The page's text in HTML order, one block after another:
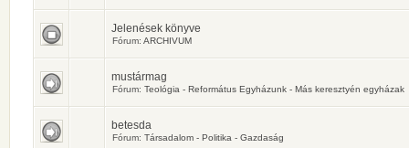
Jelenések könyve
Fórum: ARCHIVUM
mustármag
Fórum: Teológia - Református Egyházunk - Más keresztyén egyházak
betesda
Fórum: Társadalom - Politika - Gazdaság